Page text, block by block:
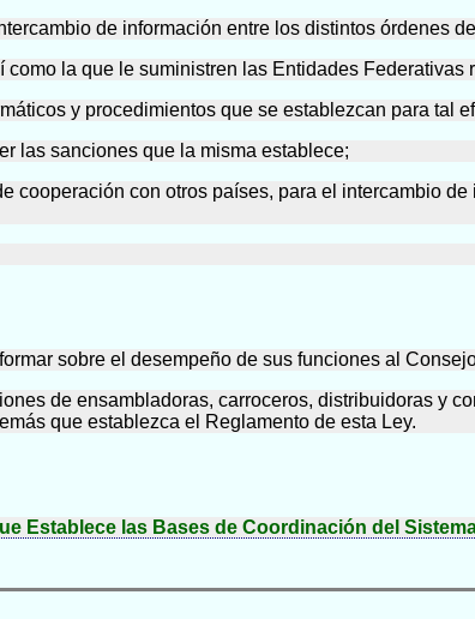
de información entre los distintos órdenes
la que le suministren las Entidades
y procedimientos que se establezcan para tal
las sanciones que la misma establece;
con otros países, para el intercambio
sobre el desempeño de sus funciones al
de ensambladoras, carroceros, distribuidoras y
que establezca el Reglamento de esta Ley.
Establece las Bases de Coordinación del